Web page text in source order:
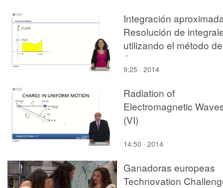
Integración
Resolución de
utilizando el método de
Simpson
9:25 · 2014
Radiation of
Electromagnetic
(VI)
14:50 · 2014
Ganadoras europeas
Technovation